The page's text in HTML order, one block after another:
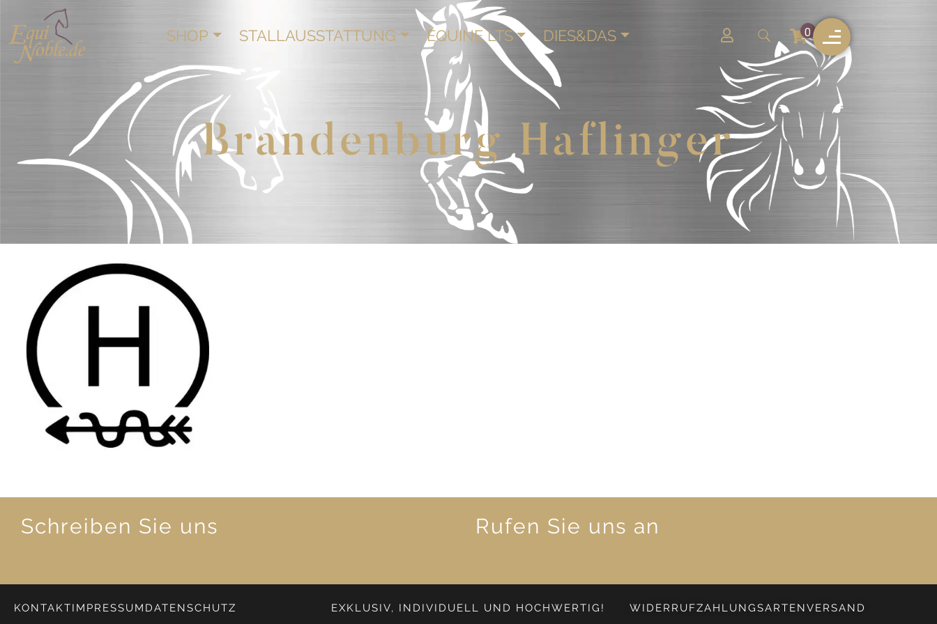
SHOP STALLAUSSTATTUNG EQUINE LTS DIES&DAS 0
Brandenburg Haflinger
Schreiben Sie uns Rufen Sie uns an
KONTAKT IMPRESSUM DATENSCHUTZ EXKLUSIV, INDIVIDUELL UND HOCHWERTIG! WIDERRUF ZAHLUNGSARTEN VERSAND